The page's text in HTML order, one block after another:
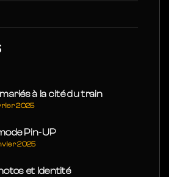
à la cité du train
2025
Pin-UP
2025
et Identité